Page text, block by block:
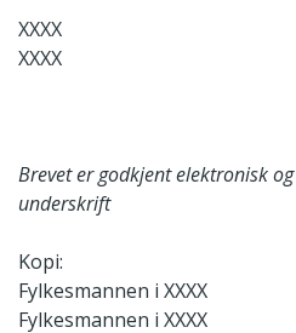
XXXX
XXXX
Brevet er godkjent elektronisk
underskrift
Kopi:
Fylkesmannen i XXXX
Fylkesmannen i XXXX